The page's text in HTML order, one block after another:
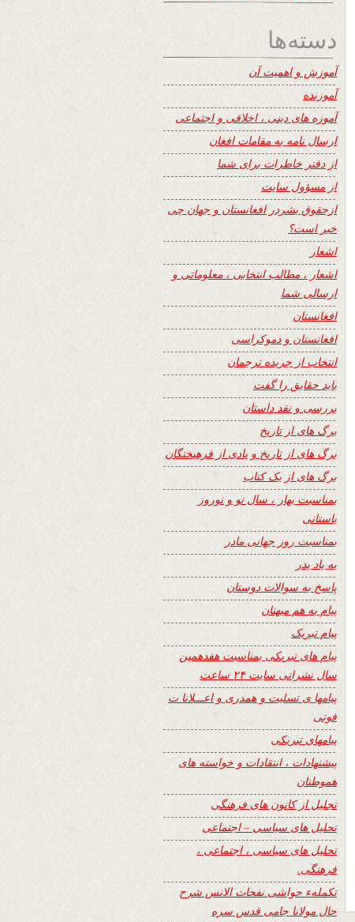
دسته‌ها
آموزش و اهمیت آن
آموزنده
آموزه های دینی ، اخلاقی و اجتماعی
ارسال نامه به مقامات افغان
از دفتر خاطرات برای شما
از مسؤول سایت
ازحقوق بشردر افغانستان و جهان چی
خبر است؟
اشعار
اشعار ، مطالب انتخابی ، معلوماتی و
ارسالی شما
افغانستان
افغانستان و دموکراسی
انتخاب از جریده ترجمان
باید حقایق را گفت
بررسی و نقد داستان
برگ های از تاریخ
برگ های از تاریخ و یادی از فرهیختگان
برگ های از یک کتاب
بمناسبت بهار ، سال نو و نوروز
باستانی
بمناسبت روز جهانی مادر
به یاد پدر
پاسخ به سوالات دوستان
پیام به هم میهنان
پیام تبریک
پیام های تبریکی بمناسبت هفدهمین
سال نشراتی سایت ۲۴ ساعت
پیامها ی تسلیت و همدری و اعـــلانا ت
فوتی
پیامهای تبریکی
پیشنهادات ، انتقادات و خواسته های
هموطنان
تجلیل از کانون های فرهنگی
تحلیل های سیاسی – اجتماعی
تحلیل های سیاسی ، اجتماعی ،
فرهنگی.
تکملهء حواشی نفحات الانس شرح
حال مولانا جامی قدس سره